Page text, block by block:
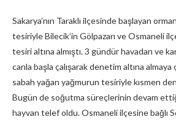
Sakarya’nın Taraklı ilçesinde başlayan
tesiriyle Bilecik’in Gölpazarı ve Osmaneli
tesiri altına almıştı. 3 gündür havadan ve
canla başla çalışarak denetim altına almaya
sabah yağan yağmurun tesiriyle kısmen
Bugün de soğutma süreçlerinin devam
hayvan telef oldu. Osmaneli ilçesine bağlı